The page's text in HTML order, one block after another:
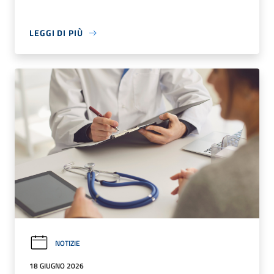
LEGGI DI PIÙ
NOTIZIE
18 GIUGNO 2026